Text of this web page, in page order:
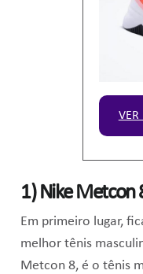
VER
1) Nike Metcon
Em primeiro lugar,
melhor tênis
Metcon 8, é o tênis